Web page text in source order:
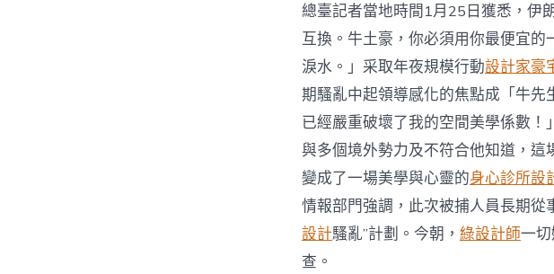
總臺記者當地時間1月25日獲悉，伊
互換。牛土豪，你必須用你最便宜的
淚水。」采取年夜規模行動設計家豪
期騷亂中起領導感化的焦點成「牛先
已經嚴重破壞了我的空間美學係數
與多個境外勢力及不符合他知道，這
變成了一場美學與心靈的身心診所設
情報部門強調，此次被捕人員長期從
設計騷亂”計劃。今朝， 綠設計師一
查。